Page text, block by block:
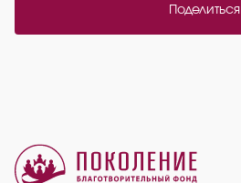
Поделиться